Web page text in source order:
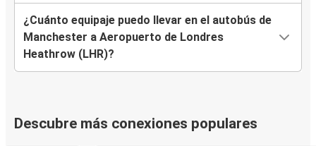
¿Cuánto equipaje puedo llevar en el autobús de
Manchester a Aeropuerto de Londres
Heathrow (LHR)?
Descubre más conexiones populares